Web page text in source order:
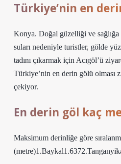
Türkiye’nin en
Konya. Doğal güzelliği ve sağlığa
suları nedeniyle turistler, gölde
tadını çıkarmak için Acıgöl’ü
Türkiye’nin en derin gölü olması
çekiyor.
En derin göl kaç
Maksimum derinliğe göre